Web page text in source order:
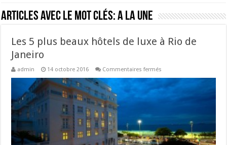
Articles avec le mot clés:A la Une
Les 5 plus beaux hôtels de luxe à Rio de
Janeiro
admin 14 octobre 2016 Commentaires fermés
5
plus
hôtels
Rio
de
Janeiro